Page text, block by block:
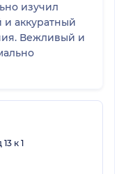
изучил
и аккуратный
Вежливый и
к 1